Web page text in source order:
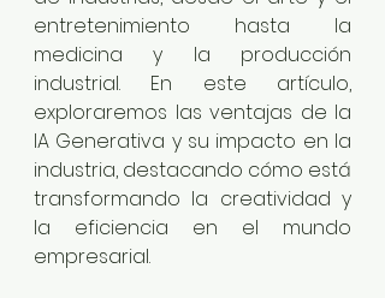
entretenimiento hasta la
medicina y la producción
industrial. En este artículo,
exploraremos las ventajas de la
IA Generativa y su impacto en la
industria, destacando cómo está
transformando la creatividad y
la eficiencia en el mundo
empresarial.